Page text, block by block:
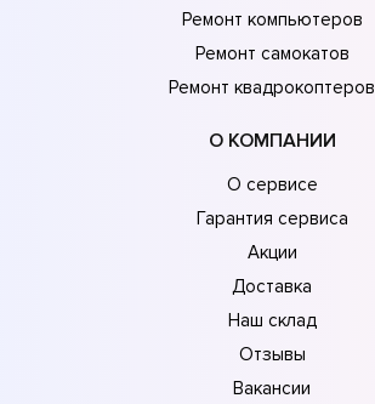
Ремонт компьютеров
Ремонт самокатов
Ремонт квадрокоптеров
О КОМПАНИИ
О сервисе
Гарантия сервиса
Акции
Доставка
Наш склад
Отзывы
Вакансии